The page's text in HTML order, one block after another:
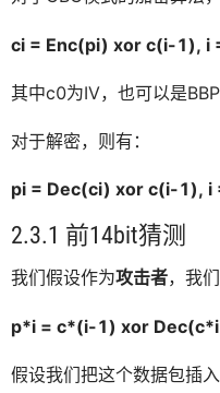
ci = Enc(pi) xor c(i-1), i
其中c0为IV，也可以是
对于解密，则有：
pi = Dec(ci) xor c(i-1), i
2.3.1 前14bit猜测
我们假设作为攻击者，我
p*i = c*(i-1) xor
假设我们把这个数据包插